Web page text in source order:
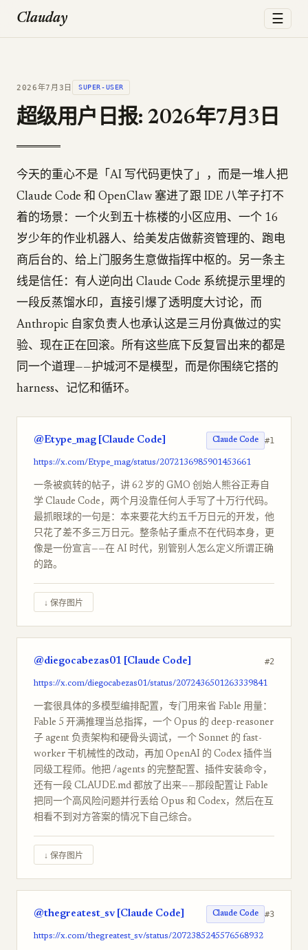
Clauday ☰
2026年7月3日 SUPER-USER
超级用户日报: 2026年7月3日
今天的重心不是「AI 写代码更快了」，而是一堆人把
Claude Code 和 OpenClaw 塞进了跟 IDE 八竿子打不
着的场景：一个火到五十栋楼的小区应用、一个 16
岁少年的作业机器人、给美发店做薪资管理的、跑电
商后台的、给上门服务生意做指挥中枢的。另一条主
线是信任：有人逆向出 Claude Code 系统提示里埋的
一段反蒸馏水印，直接引爆了透明度大讨论，而
Anthropic 自家负责人也承认这是三月份真做过的实
验、现在正在回滚。所有这些底下反复冒出来的都是
同一个道理——护城河不是模型，而是你围绕它搭的
harness、记忆和循环。
@Etype_mag [Claude Code] Claude Code #1
https://x.com/Etype_mag/status/2072136985901453661
一条被疯转的帖子，讲 62 岁的 GMO 创始人熊谷正寿自
学 Claude Code，两个月没靠任何人手写了十万行代码。
最抓眼球的一句是：本来要花大约五千万日元的开发，他
只花了差不多三万日元。整条帖子重点不在代码本身，更
像是一份宣言——在 AI 时代，别管别人怎么定义所谓正确
的路。
↓ 保存图片
@diegocabezas01 [Claude Code] #2
https://x.com/diegocabezas01/status/2072436501263339841
一套很具体的多模型编排配置，专门用来省 Fable 用量：
Fable 5 开满推理当总指挥，一个 Opus 的 deep-reasoner
子 agent 负责架构和硬骨头调试，一个 Sonnet 的 fast-
worker 干机械性的改动，再加 OpenAI 的 Codex 插件当
同级工程师。他把 /agents 的完整配置、插件安装命令，
还有一段 CLAUDE.md 都放了出来——那段配置让 Fable
把同一个高风险问题并行丢给 Opus 和 Codex，然后在互
相看不到对方答案的情况下自己综合。
↓ 保存图片
@thegreatest_sv [Claude Code] Claude Code #3
https://x.com/thegreatest_sv/status/2072385245576568932